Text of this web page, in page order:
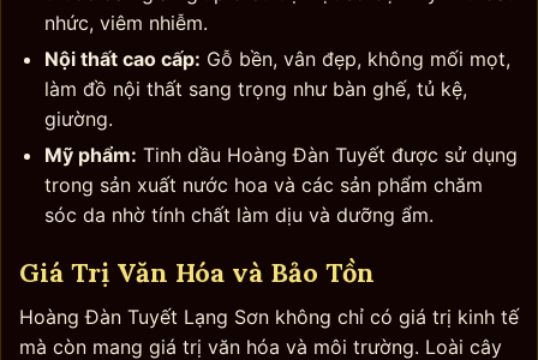
nhức, viêm nhiễm.
Nội thất cao cấp: Gỗ bền, vân đẹp, không mối mọt,
làm đồ nội thất sang trọng như bàn ghế, tủ kệ,
giường.
Mỹ phẩm: Tinh dầu Hoàng Đàn Tuyết được sử dụng
trong sản xuất nước hoa và các sản phẩm chăm
sóc da nhờ tính chất làm dịu và dưỡng ẩm.
Giá Trị Văn Hóa và Bảo Tồn
Hoàng Đàn Tuyết Lạng Sơn không chỉ có giá trị kinh tế
mà còn mang giá trị văn hóa và môi trường. Loài cây